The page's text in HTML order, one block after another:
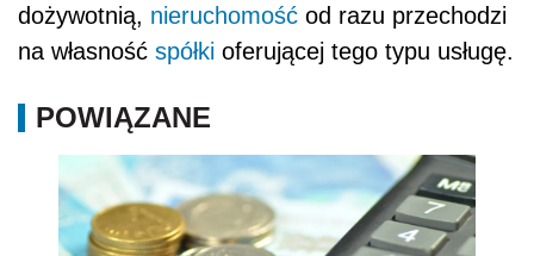
dożywotnią, nieruchomość od razu przechodzi
na własność spółki oferującej tego typu usługę.
POWIĄZANE